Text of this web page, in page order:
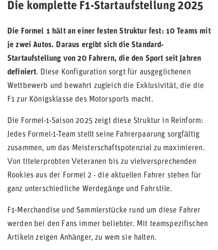
Die komplette F1-Startaufstellung 2025
Die Formel 1 hält an einer festen Struktur fest: 10 Teams mit
je zwei Autos. Daraus ergibt sich die Standard-
Startaufstellung von 20 Fahrern, die den Sport seit Jahren
definiert. Diese Konfiguration sorgt für ausgeglichenen
Wettbewerb und bewahrt zugleich die Exklusivität, die die
F1 zur Königsklasse des Motorsports macht.
Die Formel-1-Saison 2025 zeigt diese Struktur in Reinform:
Jedes Formel-1-Team stellt seine Fahrerpaarung sorgfältig
zusammen, um das Meisterschaftspotenzial zu maximieren.
Von titelerprobten Veteranen bis zu vielversprechenden
Rookies aus der Formel 2 - die aktuellen Fahrer stehen für
ganz unterschiedliche Werdegänge und Fahrstile.
F1-Merchandise und Sammlerstücke rund um diese Fahrer
werden bei den Fans immer beliebter. Mit teamspezifischen
Artikeln zeigen Anhänger, zu wem sie halten.